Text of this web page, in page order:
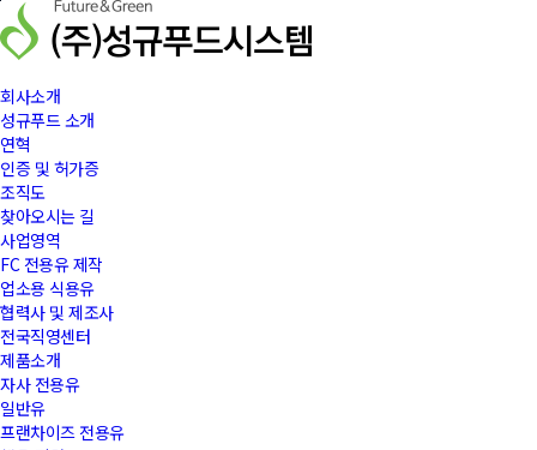
본문바로가기
회사소개
성규푸드 소개
연혁
인증 및 허가증
조직도
찾아오시는 길
사업영역
FC 전용유 제작
업소용 식용유
협력사 및 제조사
전국직영센터
제품소개
자사 전용유
일반유
프랜차이즈 전용유